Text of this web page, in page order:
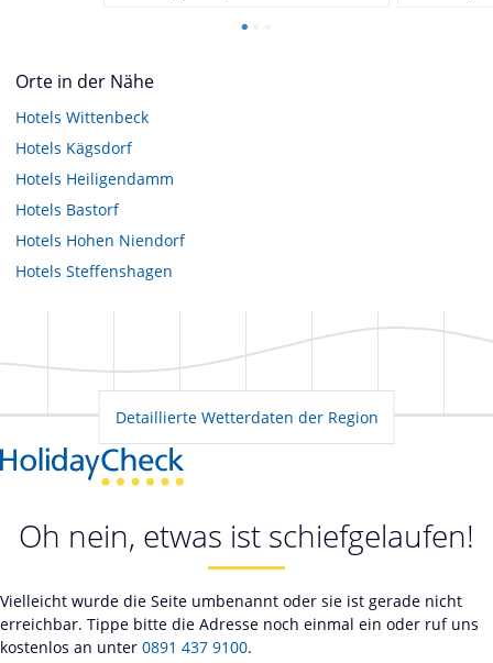
Orte in der Nähe
Hotels Wittenbeck
Hotels Kägsdorf
Hotels Heiligendamm
Hotels Bastorf
Hotels Hohen Niendorf
Hotels Steffenshagen
Detaillierte Wetterdaten der Region
Oh nein, etwas ist schiefgelaufen!
Vielleicht wurde die Seite umbenannt oder sie ist gerade nicht
erreichbar. Tippe bitte die Adresse noch einmal ein oder ruf uns
kostenlos an unter 0891 437 9100.